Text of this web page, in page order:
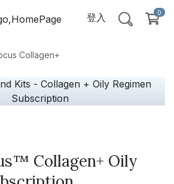
登入 0
Collagen+
Collagen+ Oily